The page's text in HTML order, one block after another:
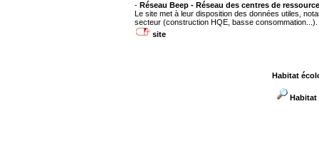
- Réseau Beep - Réseau des centres de
Le site met à leur disposition des données utiles,
secteur (construction HQE, basse consommation...).
site
Habitat